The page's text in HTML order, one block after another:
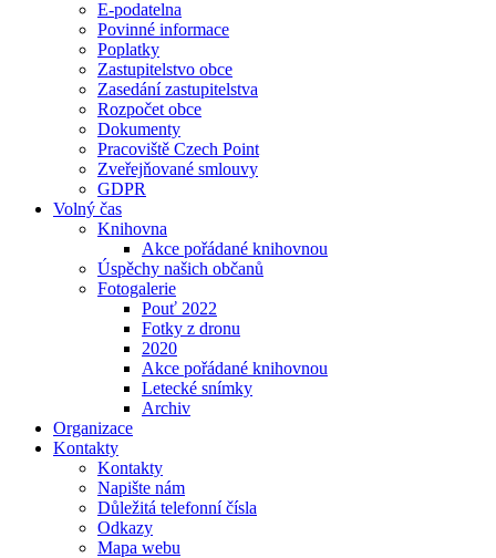
E-podatelna
Povinné informace
Poplatky
Zastupitelstvo obce
Zasedání zastupitelstva
Rozpočet obce
Dokumenty
Pracoviště Czech Point
Zveřejňované smlouvy
GDPR
Volný čas
Knihovna
Akce pořádané knihovnou
Úspěchy našich občanů
Fotogalerie
Pouť 2022
Fotky z dronu
2020
Akce pořádané knihovnou
Letecké snímky
Archiv
Organizace
Kontakty
Kontakty
Napište nám
Důležitá telefonní čísla
Odkazy
Mapa webu